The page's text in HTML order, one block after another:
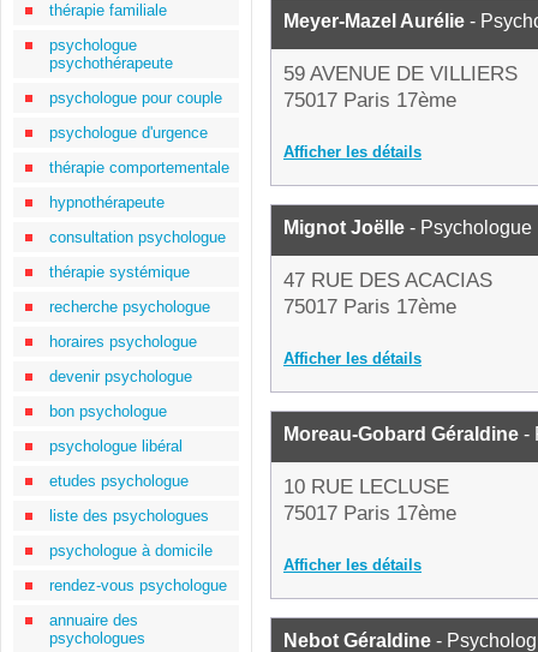
thérapie familiale
psychologue
psychothérapeute
psychologue pour couple
psychologue d'urgence
thérapie comportementale
hypnothérapeute
consultation psychologue
thérapie systémique
recherche psychologue
horaires psychologue
devenir psychologue
bon psychologue
psychologue libéral
etudes psychologue
liste des psychologues
psychologue à domicile
rendez-vous psychologue
annuaire des
psychologues
Meyer-Mazel Aurélie -
59 AVENUE DE VILLIERS
75017 Paris 17ème
Afficher les détails
Mignot Joëlle - Psychologue
47 RUE DES ACACIAS
75017 Paris 17ème
Afficher les détails
Moreau-Gobard Géraldine -
10 RUE LECLUSE
75017 Paris 17ème
Afficher les détails
Nebot Géraldine -